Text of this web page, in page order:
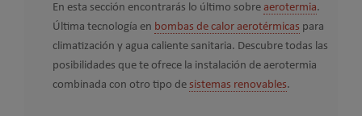
En esta sección encontrarás lo último sobre aerotermia.
Última tecnología en bombas de calor aerotérmicas para
climatización y agua caliente sanitaria. Descubre todas las
posibilidades que te ofrece la instalación de aerotermia
combinada con otro tipo de sistemas renovables.